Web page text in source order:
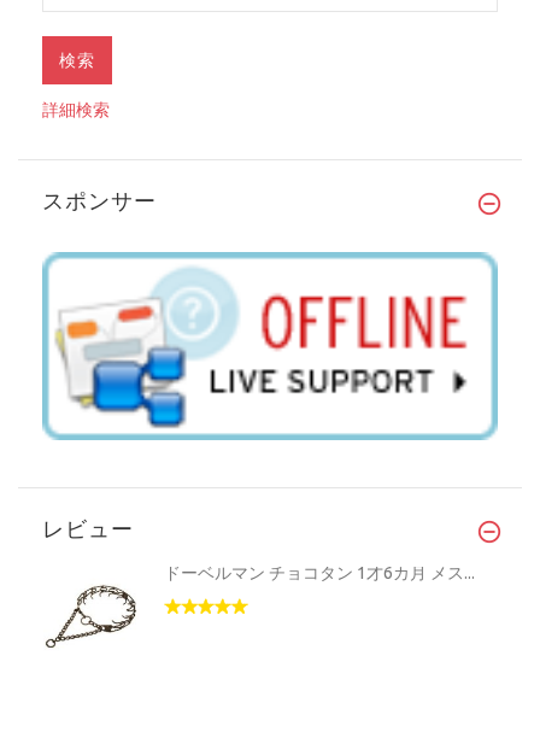
詳細検索
スポンサー
レビュー
ドーベルマン チョコタン 1才6カ月 メス...